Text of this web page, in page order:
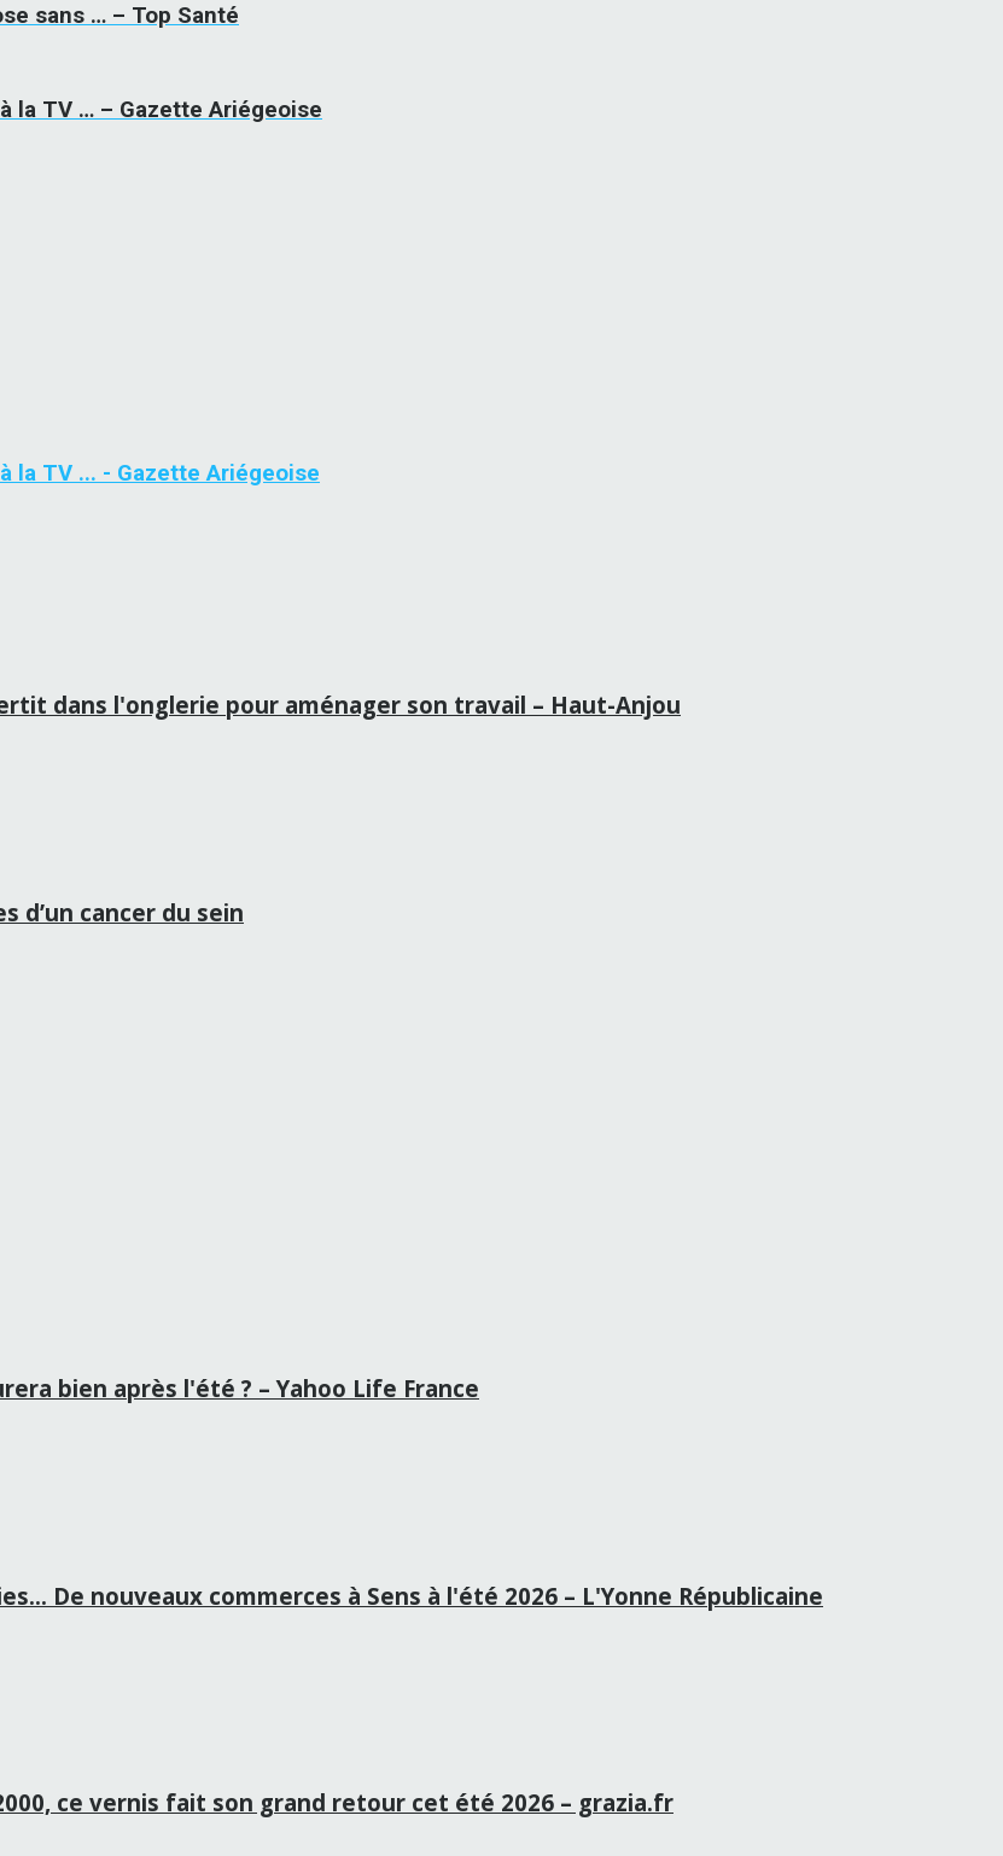
sans … – Top Santé
la TV … – Gazette Ariégeoise
la TV ... - Gazette Ariégeoise
dans l'onglerie pour aménager son travail – Haut-Anjou
d’un cancer du sein
bien après l'été ? – Yahoo Life France
De nouveaux commerces à Sens à l'été 2026 – L'Yonne Républicaine
ce vernis fait son grand retour cet été 2026 – grazia.fr